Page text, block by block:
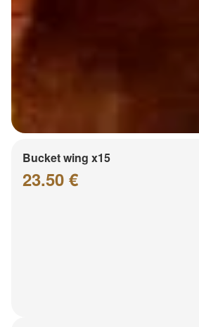
Bucket wing x15
23.50 €